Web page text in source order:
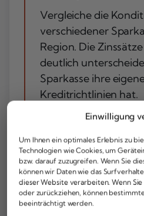
Einwilligung
Um Ihnen ein optimales Erlebnis zu
Technologien wie Cookies, um
bzw. darauf zuzugreifen. Wenn Sie
können wir Daten wie das
dieser Website verarbeiten. Wenn
oder zurückziehen, können
beeinträchtigt werden.
Vergleiche die
verschiedener
Region. Die
deutlich
Sparkasse ihre
Kreditrichtlinien hat.
Kreditrahmen
Der typische
Sparkassen Abrufkredit
und 50.000 Euro. Die
von verschiedenen